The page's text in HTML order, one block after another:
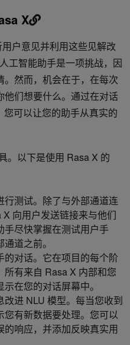
X
户意见并利用这些见解改
工智能助手是一项挑战，因
然而，机会在于，在每次
他们想要什么。通过在对话
可以让您的助手从真实的
。以下是使用 Rasa X 的
行测试。除了与外部通道连
向用户发送链接来与他们
手尽快掌握在测试用户手
道之前。
的对话。它在项目的每个阶
有来自 Rasa X 内部和您
在您的对话屏幕中。
进 NLU 模型。每当您收到
有新数据要处理。您可以
响应，并添加反映真实用